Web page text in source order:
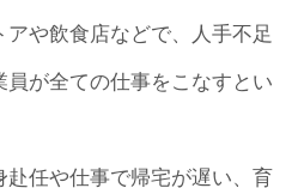
や飲食店などで、人手不足
が全ての仕事をこなすとい
任や仕事で帰宅が遅い、育